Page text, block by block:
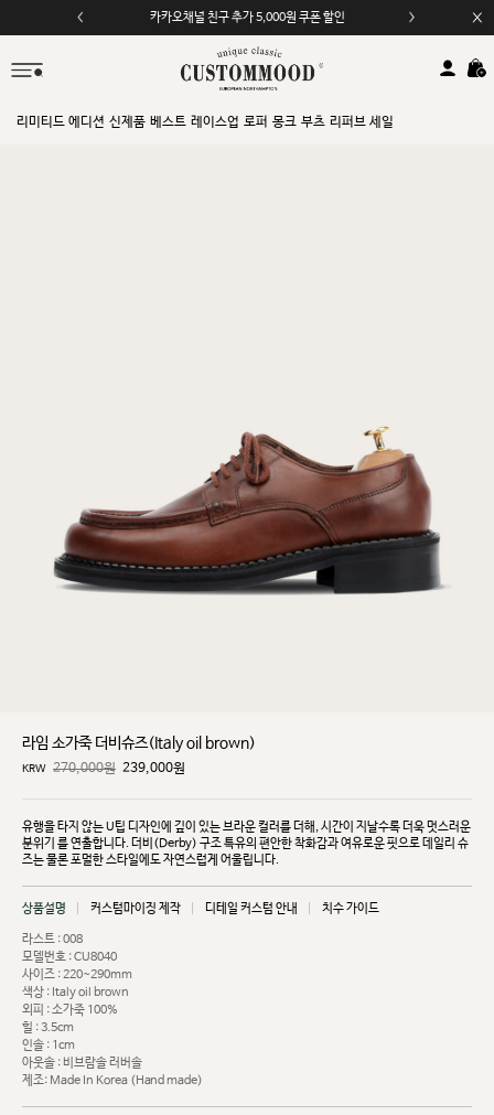
카카오채널 친구 추가 5,000원 쿠폰 할인
리미티드 에디션 신제품 베스트 레이스업 로퍼 몽크 부츠 리퍼브 세일
라임 소가죽 더비슈즈(Italy oil brown)
KRW 270,000원 239,000원
유행을 타지 않는 U팁 디자인에 깊이 있는 브라운 컬러를 더해, 시간이 지날수록 더욱 멋스러운
분위기 를 연출합니다. 더비(Derby) 구조 특유의 편안한 착화감과 여유로운 핏으로 데일리 슈
즈는 물론 포멀한스타일에도 자연스럽게 어울립니다.
상품설명 커스텀마이징 제작 디테일 커스텀 안내 치수 가이드
라스트 : 008
모델번호 : CU8040
사이즈 : 220~290mm
색상 : Italy oil brown
외피 : 소가죽 100%
힐 : 3.5cm
인솔 : 1cm
아웃솔 : 비브람솔 러버솔
제조: Made In Korea (Hand made)